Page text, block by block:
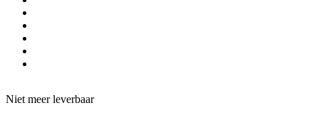
Niet meer leverbaar